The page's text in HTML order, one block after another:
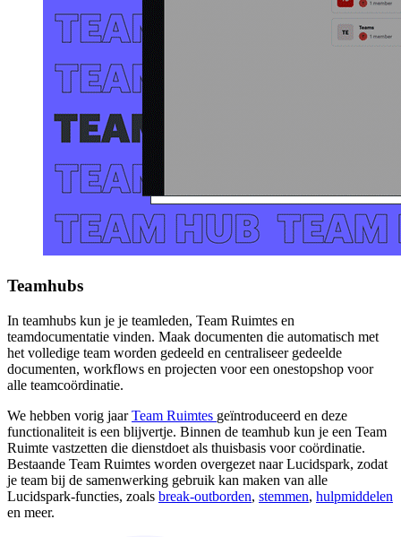
Teamhubs
In teamhubs kun je je teamleden, Team Ruimtes en
teamdocumentatie vinden. Maak documenten die automatisch met
het volledige team worden gedeeld en centraliseer gedeelde
documenten, workflows en projecten voor een onestopshop voor
alle teamcoördinatie.
We hebben vorig jaarTeam Ruimtes geïntroduceerd en deze
functionaliteit is een blijvertje. Binnen de teamhub kun je een Team
Ruimte vastzetten die dienstdoet als thuisbasis voor coördinatie.
Bestaande Team Ruimtes worden overgezet naar Lucidspark, zodat
je team bij de samenwerking gebruik kan maken van alle
Lucidspark-functies, zoals break-outborden, stemmen, hulpmiddelen
en meer.